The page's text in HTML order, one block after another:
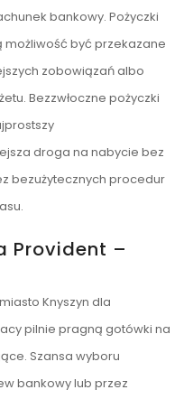
bankowy. Pożyczki
możliwość być przekazane
zobowiązań albo
Bezzwłoczne pożyczki
droga na nabycie bez
bezużytecznych procedur
Provident –
Knyszyn dla
pilnie pragną gotówki na
Szansa wyboru
bankowy lub przez